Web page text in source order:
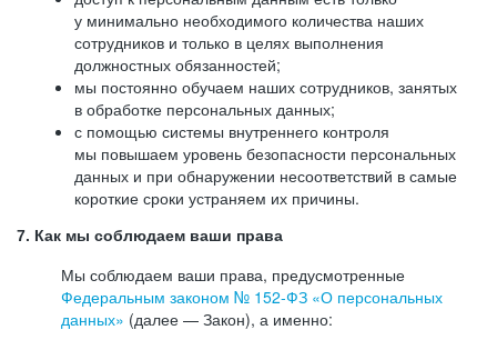
у минимально необходимого количества наших
сотрудников и только в целях выполнения
должностных обязанностей;
мы постоянно обучаем наших сотрудников, занятых
в обработке персональных данных;
с помощью системы внутреннего контроля
мы повышаем уровень безопасности персональных
данных и при обнаружении несоответствий в самые
короткие сроки устраняем их причины.
7. Как мы соблюдаем ваши права
Мы соблюдаем ваши права, предусмотренные
Федеральным законом № 152-ФЗ «О персональных
данных» (далее — Закон), а именно: